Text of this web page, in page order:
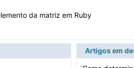
da matriz em Ruby
Artigos em
·